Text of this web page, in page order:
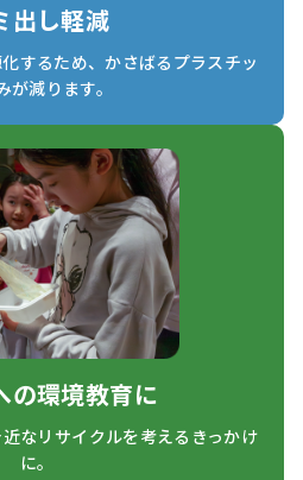
出し軽減
するため、かさばるプラスチッ
が減ります。
の環境教育に
なリサイクルを考えるきっかけ
に。